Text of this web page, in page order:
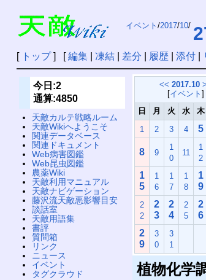
イベント /2017/10/
[ トップ] [編集| 凍結| 差分 履歴| 添付|
<< 2017.10
[イベント]
日
月 火 水 木
1
2 3 4 5
8 9
1
0
11
1
2
1
5
1
6
1
7
1
8
1
9
2
2
2
3
2
4
2
5
2
6
2
9
3
0
3
1
植物化学
今日:2
通算:4850
天敵カルテ戦略ルーム
天敵Wikiへようこそ
関連データベース
関連ドキュメント
Web病害図鑑
Web昆虫図鑑
農薬Wiki
天敵利用マニュアル
天敵ナビゲーション
藤沢流天敵悪影響目安
談話室
天敵用語集
書評
質問箱
リンク
ニュース
イベント
タグクラウド